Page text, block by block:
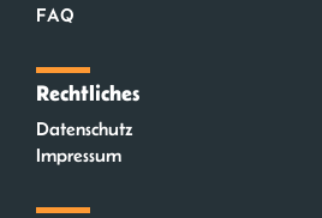
FAQ
Rechtliches
Datenschutz
Impressum